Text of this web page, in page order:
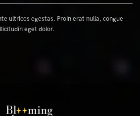
ultrices egestas. Proin erat nulla, congue
eget dolor.